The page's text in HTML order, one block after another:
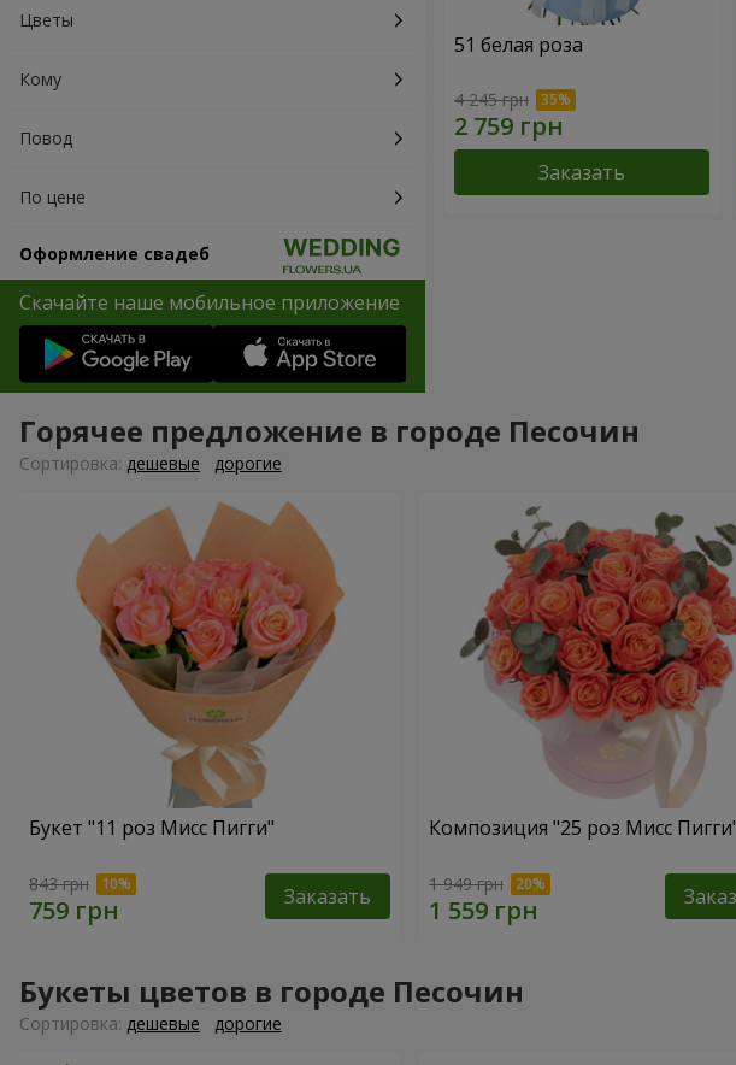
Цветы
Кому
Повод
По цене
Оформление свадеб
Скачайте наше мобильное приложение
51 белая роза
4 245 грн
Заказать
Горячее предложение в городе Песочин
Cортировка: дешевые дорогие
Букет "11 роз Мисс Пигги"
843 грн Заказать
Композиция "25 роз Мисс
1 949 грн
Букеты цветов в городе Песочин
Cортировка: дешевые дорогие